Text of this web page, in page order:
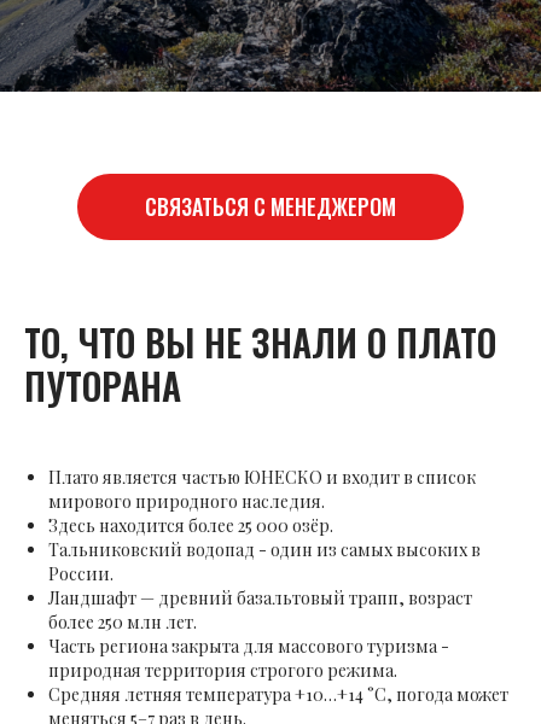
СВЯЗАТЬСЯ С МЕНЕДЖЕРОМ
ТО, ЧТО ВЫ НЕ ЗНАЛИ О ПЛАТО
ПУТОРАНА
Плато является частью ЮНЕСКО и входит в список
мирового природного наследия.
Здесь находится более 25 000 озёр.
Тальниковский водопад - один из самых высоких в
России.
Ландшафт — древний базальтовый трапп, возраст
более 250 млн лет.
Часть региона закрыта для массового туризма -
природная территория строгого режима.
Средняя летняя температура +10…+14 °C, погода может
меняться 5–7 раз в день.